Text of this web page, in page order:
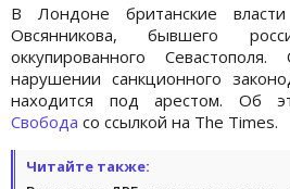
В Лондоне британские
Овсянникова, бывшего
оккупированного
нарушении санкционного
находится под арестом. Об
Свобода со ссылкой на The Times.
Читайте также: